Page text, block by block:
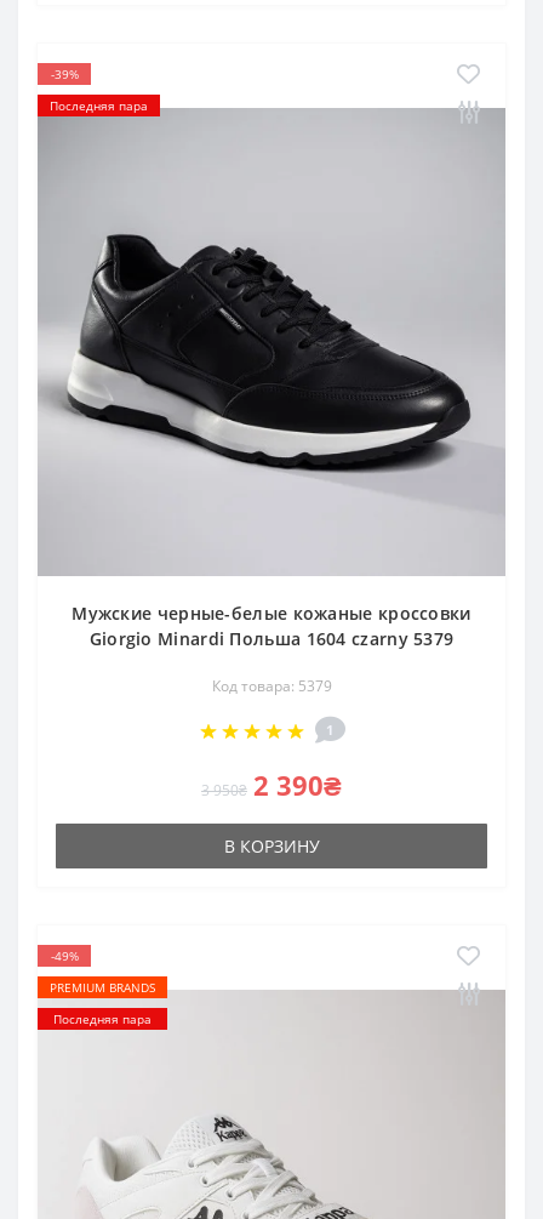
-39%
Последняя пара
Мужские черные-белые кожаные кроссовки
Giorgio Minardi Польша 1604 czarny 5379
Код товара: 5379
1
3 950₴ 2 390₴
В КОРЗИНУ
-49%
PREMIUM BRANDS
Последняя пара